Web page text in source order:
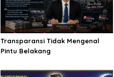
Transparansi Tidak Mengenal
Pintu Belakang